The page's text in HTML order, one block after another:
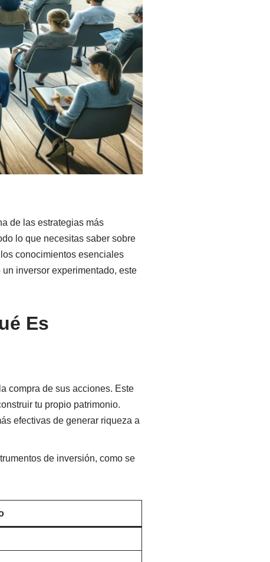
de las estrategias más
lo que necesitas saber sobre
conocimientos esenciales
inversor experimentado, este
Es
compra de sus acciones. Este
tu propio patrimonio.
efectivas de generar riqueza a
de inversión, como se